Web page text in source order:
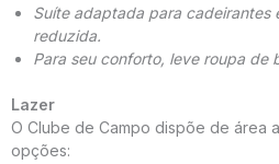
Suíte adaptada para cadeirantes
reduzida.
Para seu conforto, leve roupa de
Lazer
O Clube de Campo dispõe de área
opções: